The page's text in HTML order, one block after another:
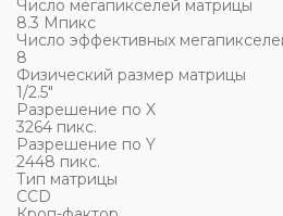
Число мегапикселей матрицы
8.3 Мпикс
Число эффективных
8
Физический размер матрицы
1/2.5"
Разрешение по X
3264 пикс.
Разрешение по Y
2448 пикс.
Тип матрицы
СCD